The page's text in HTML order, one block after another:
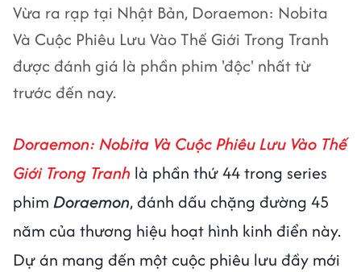
Vừa ra rạp tại Nhật Bản, Doraemon: Nobita
Và Cuộc Phiêu Lưu Vào Thế Giới Trong Tranh
được đánh giá là phần phim 'độc' nhất từ
trước đến nay.
Doraemon: Nobita Và Cuộc Phiêu Lưu Vào Thế
Giới Trong Tranh là phần thứ 44 trong series
phim Doraemon, đánh dấu chặng đường 45
năm của thương hiệu hoạt hình kinh điển này.
Dự án mang đến một cuộc phiêu lưu đầy mới